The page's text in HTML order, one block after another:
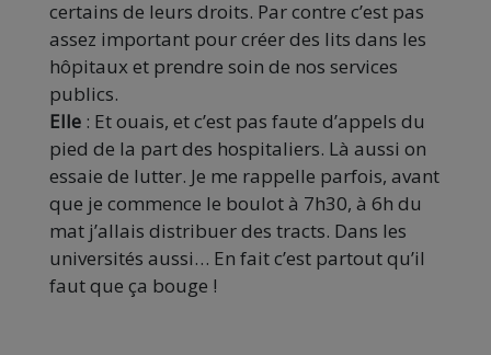
certains de leurs droits. Par contre c’est pas
assez important pour créer des lits dans les
hôpitaux et prendre soin de nos services
publics.
Elle : Et ouais, et c’est pas faute d’appels du
pied de la part des hospitaliers. Là aussi on
essaie de lutter. Je me rappelle parfois, avant
que je commence le boulot à 7h30, à 6h du
mat j’allais distribuer des tracts. Dans les
universités aussi… En fait c’est partout qu’il
faut que ça bouge !